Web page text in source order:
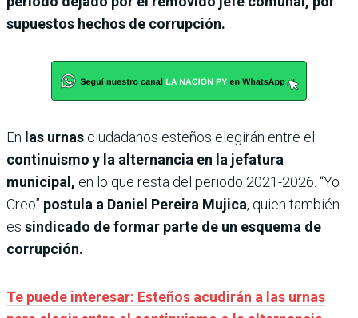
supuestos hechos de corrupción.
En las urnas ciudadanos esteños elegirán entre el
continuismo y la alternancia en la jefatura
municipal, en lo que resta del periodo 2021-2026. “Yo
Creo” postula a Daniel Pereira Mujica, quien también
es sindicado de formar parte de un esquema de
corrupción.
Te puede interesar: Esteños acudirán a las urnas